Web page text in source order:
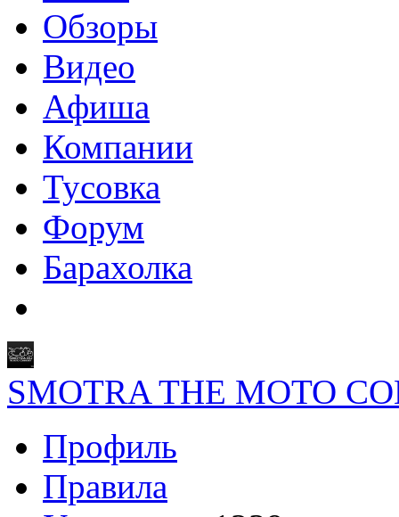
Обзоры
Видео
Афиша
Компании
Тусовка
Форум
Барахолка
SMOTRA THE MOTO
Профиль
Правила